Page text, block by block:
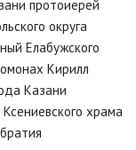
протоиерей
округа
Елабужского
Кирилл
Казани
храма